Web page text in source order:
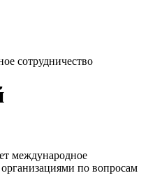
сотрудничество
международное
по вопросам